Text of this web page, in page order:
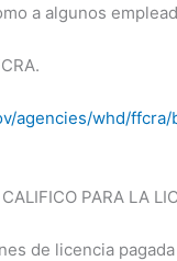
a algunos
agencies/whd/
PARA LA
de licencia pagada